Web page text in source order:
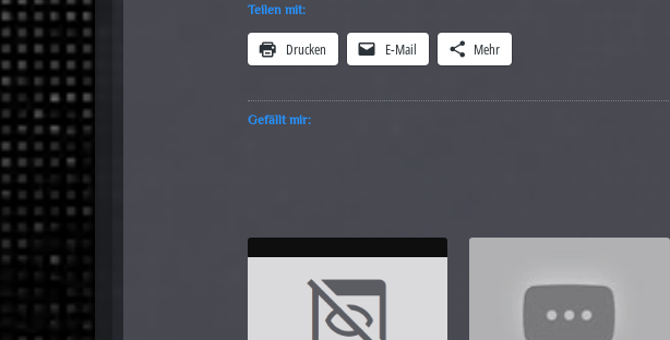
Teilen mit:
Drucken E-Mail Mehr
Gefällt mir: